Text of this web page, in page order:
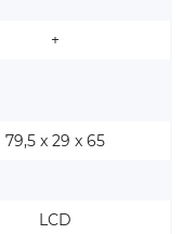
+
79,5 x 29 x 65
LCD